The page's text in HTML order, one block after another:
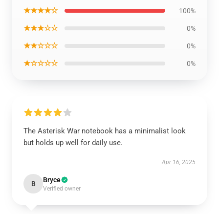
★★★★☆ 100%
★★★☆☆ 0%
★★☆☆☆ 0%
★☆☆☆☆ 0%
The Asterisk War notebook has a minimalist look
but holds up well for daily use.
Apr 16, 2025
B Bryce
Verified owner